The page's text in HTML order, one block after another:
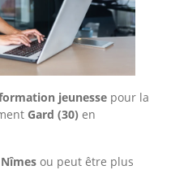
jeunesse pour la
Gard (30) en
Nîmes ou peut être plus